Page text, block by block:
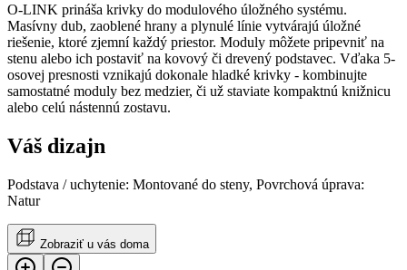
O-LINK prináša krivky do modulového úložného systému.
Masívny dub, zaoblené hrany a plynulé línie vytvárajú úložné
riešenie, ktoré zjemní každý priestor. Moduly môžete pripevniť na
stenu alebo ich postaviť na kovový či drevený podstavec. Vďaka 5-
osovej presnosti vznikajú dokonale hladké krivky - kombinujte
samostatné moduly bez medzier, či už staviate kompaktnú knižnicu
alebo celú nástennú zostavu.
Váš dizajn
Podstava / uchytenie: Montované do steny, Povrchová úprava:
Natur
Zobraziť u vás doma